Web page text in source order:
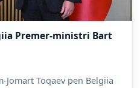
Premer-ministri Bart
Jomart Toqaev pen Belgiia